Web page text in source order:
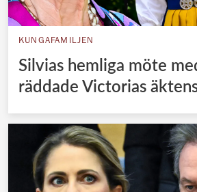
KUNGAFAMILJEN
Silvias hemliga möte
räddade Victorias